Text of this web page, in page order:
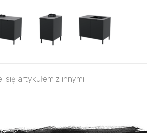
się artykułem z innymi